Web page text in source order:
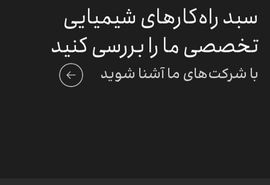
سبد راه‌کارهای شیمیایی
تخصصی ما را بررسی کنید
با شرکت‌های ما آشنا شوید